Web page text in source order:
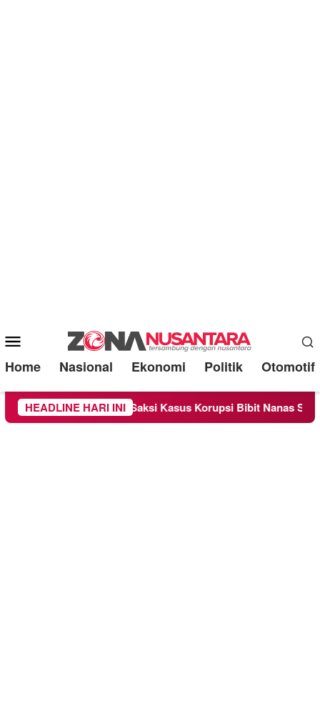
Mobile
Menu
Home Nasional Ekonomi Politik Otomotif
HEADLINE HARI INI
Saksi Kasus Korupsi Bibit Nanas Sulsel Rp 52,4 Miliar